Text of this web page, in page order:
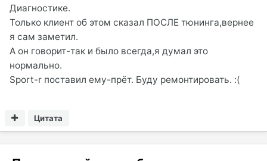
Диагностике.
Только клиент об этом сказал ПОСЛЕ тюнинга,вернее
я сам заметил.
А он говорит-так и было всегда,я думал это
нормально.
Sport-r поставил ему-прёт. Буду ремонтировать. :(
Цитата